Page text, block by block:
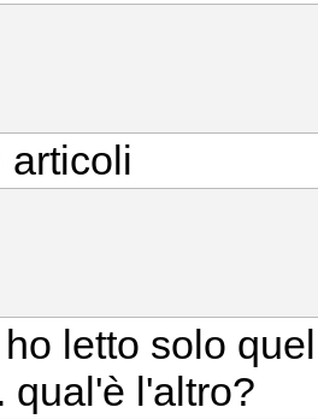
articoli
letto solo
qual'è l'altro?